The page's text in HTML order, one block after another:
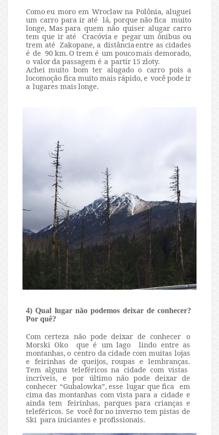
Como eu moro em Wroclaw na Polônia, aluguei
um carro para ir até lá, porque não fica muito
longe, Mas para quem não quiser alugar carro
tem que ir até Cracóvia e pegar um ônibus ou
trem até Zakopane, a distânciaentre as cidades
é de 90 km. O trem é um poucomais demorado,
o valorda passagem é a partir 15 zloty.
Achei muito bom ter alugado o carro pois a
locomoção fica muito mais rápido, e você pode ir
a lugares mais longe.
4) Qual lugar não podemos deixar de conhecer?
Por quê?
Com certeza não pode deixar de conhecer o
Morski Oko que é um lago lindo entre as
montanhas, o centro da cidade com muitas lojas
e feirinhas de queijos, roupas e lembranças.
Tem alguns teleféricos na cidade com vistas
incríveis, e por último não pode deixar de
conhecer “Gubalowka”, esse lugar que fica
em
cima das montanhas com vista para a cidade e
ainda tem feirinhas, parques para crianças e
teleféricos. Se você forno inverno tem pistas de
Ski para iniciantes e profissionais.